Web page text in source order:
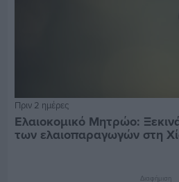
Πριν 2 ημέρες
Ελαιοκομικό Μητρώο:
των ελαιοπαραγωγών στη
Διαφήμιση